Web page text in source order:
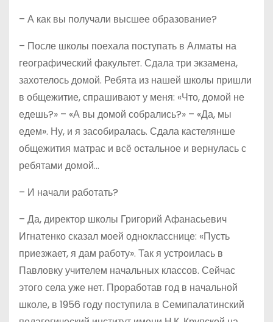
– А как вы получали высшее образование?
– После школы поехала поступать в Алматы на
географический факультет. Сдала три экзамена,
захотелось домой. Ребята из нашей школы пришли
в общежитие, спрашивают у меня: «Что, домой не
едешь?» – «А вы домой собрались?» – «Да, мы
едем». Ну, и я засобиралась. Сдала кастелянше
общежития матрас и всё остальное и вернулась с
ребятами домой…
– И начали работать?
– Да, директор школы Григорий Афанасьевич
Игнатенко сказал моей однокласснице: «Пусть
приезжает, я дам работу». Так я устроилась в
Павловку учителем начальных классов. Сейчас
этого села уже нет. Проработав год в начальной
школе, в 1956 году поступила в Семипалатинский